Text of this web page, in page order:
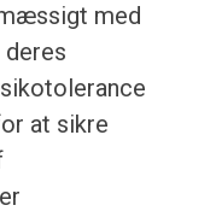
med
at sikre